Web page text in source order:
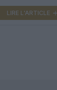
l’instant prévue
qui devait voir le
[…]
LIRE L'ARTICLE